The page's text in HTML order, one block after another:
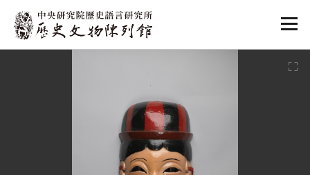
:::